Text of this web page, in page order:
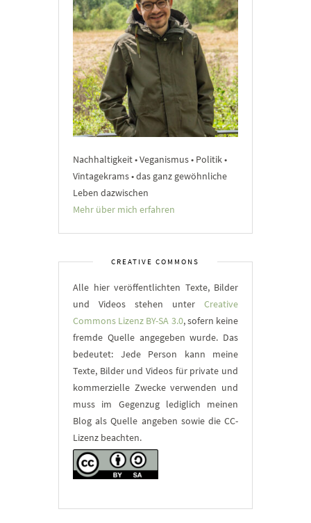
Nachhaltigkeit • Veganismus • Politik •
Vintagekrams • das ganz gewöhnliche
Leben dazwischen
Mehr über mich erfahren
CREATIVE COMMONS
Alle hier veröffentlichten Texte, Bilder
und Videos stehen unter Creative
Commons Lizenz BY-SA 3.0, sofern keine
fremde Quelle angegeben wurde. Das
bedeutet: Jede Person kann meine
Texte, Bilder und Videos für private und
kommerzielle Zwecke verwenden und
muss im Gegenzug lediglich meinen
Blog als Quelle angeben sowie die CC-
Lizenz beachten.